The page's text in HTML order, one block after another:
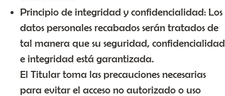
Principio de integridad y confidencialidad: Los
datos personales recabados serán tratados de
tal manera que su seguridad, confidencialidad
e integridad está garantizada.
El Titular toma las precauciones necesarias
para evitar el acceso no autorizado o uso